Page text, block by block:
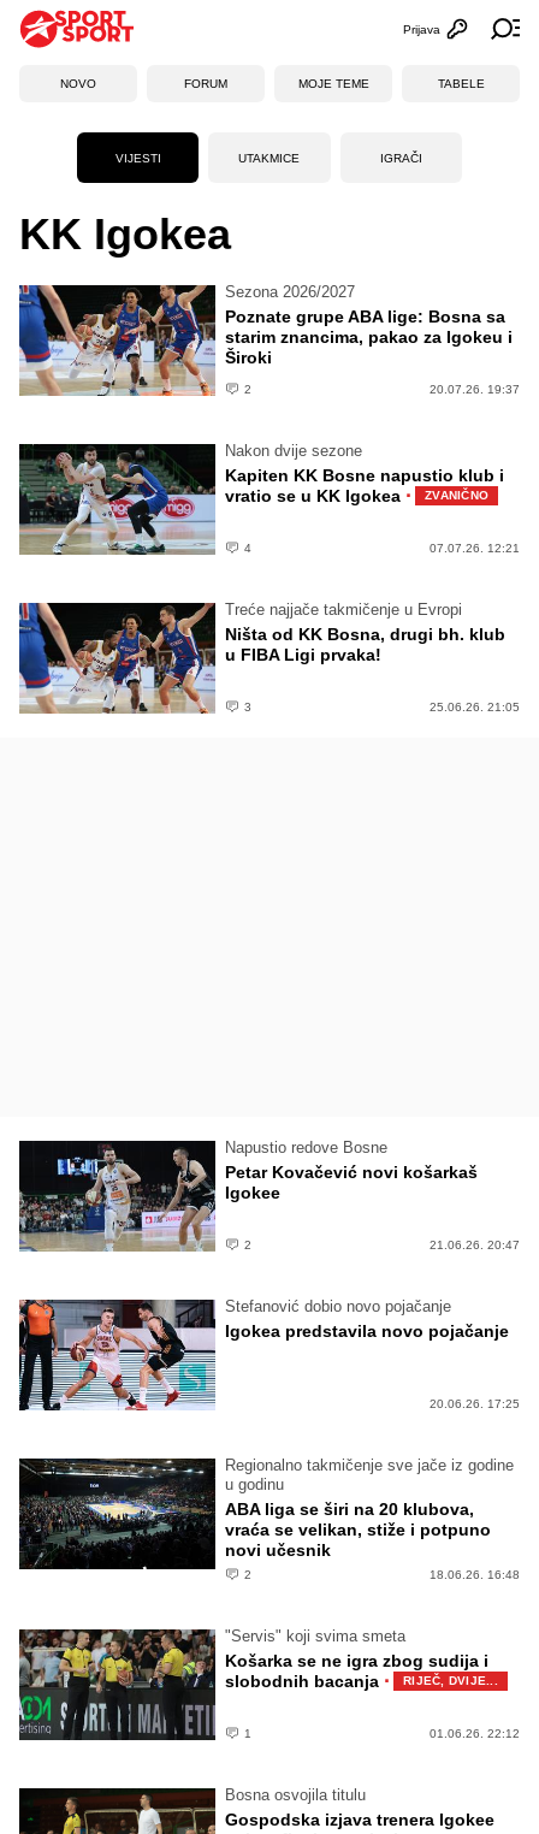
Otvori
Prijava
NOVO FORUM MOJE TEME TABELE
VIJESTI UTAKMICE IGRAČI
KK Igokea
Sezona 2026/2027
Poznate grupe ABA lige: Bosna sa
starim znancima, pakao za Igokeu i
Široki
2 20.07.26. 19:37
Nakon dvije sezone
Kapiten KK Bosne napustio klub i
vratio se u KK Igokea · ZVANIČNO
4 07.07.26. 12:21
Treće najjače takmičenje u Evropi
Ništa od KK Bosna, drugi bh. klub
u FIBA Ligi prvaka!
3 25.06.26. 21:05
Napustio redove Bosne
Petar Kovačević novi košarkaš
Igokee
2 21.06.26. 20:47
Stefanović dobio novo pojačanje
Igokea predstavila novo pojačanje
20.06.26. 17:25
Regionalno takmičenje sve jače iz godine
u godinu
ABA liga se širi na 20 klubova,
vraća se velikan, stiže i potpuno
novi učesnik
2 18.06.26. 16:48
"Servis" koji svima smeta
Košarka se ne igra zbog sudija i
slobodnih bacanja · RIJEČ, DVIJE...
1 01.06.26. 22:12
Bosna osvojila titulu
Gospodska izjava trenera Igokee